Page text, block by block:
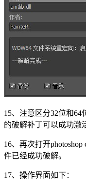
15、注意区分32位和
的破解补丁可以成功激
16、再次打开
件已经成功破解。
17、操作界面如下：